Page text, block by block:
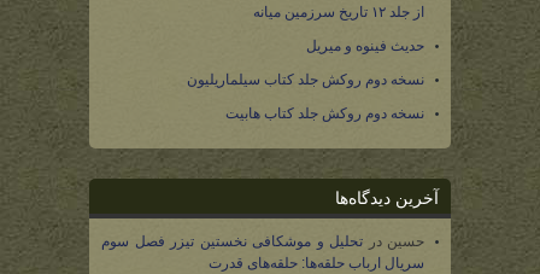
از جلد ۱۲ تاریخ سرزمین میانه
حدیث فینوه و میریل
نسخه دوم روکش جلد کتاب سیلماریلیون
نسخه دوم روکش جلد کتاب هابیت
آخرین دیدگاه‌ها
حسین در تحلیل و موشکافی نخستین تیزر فصل سوم
سریال ارباب حلقه‌ها: حلقه‌های قدرت